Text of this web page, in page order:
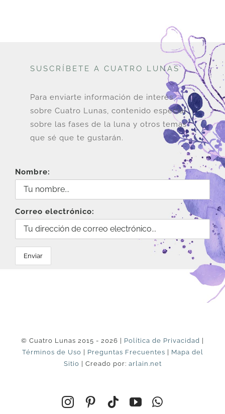
opciones
pueden
en
página
SUSCRÍBETE A CUATRO LUNAS
Para enviarte información de interés
sobre Cuatro Lunas, contenido especial
sobre las fases de la luna y otros temas
que sé que te gustarán.
Nombre:
Correo electrónico:
© Cuatro Lunas 2015 - 2026 | Política de Privacidad
Términos de Uso
Preguntas Frecuentes
Mapa del
Sitio | Creado por: arlain.net